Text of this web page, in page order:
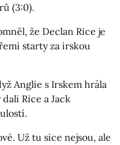
(3:0).
že Declan Rice je
starty za irskou
Anglie s Irskem hrála
Rice a Jack
Už tu sice nejsou, ale